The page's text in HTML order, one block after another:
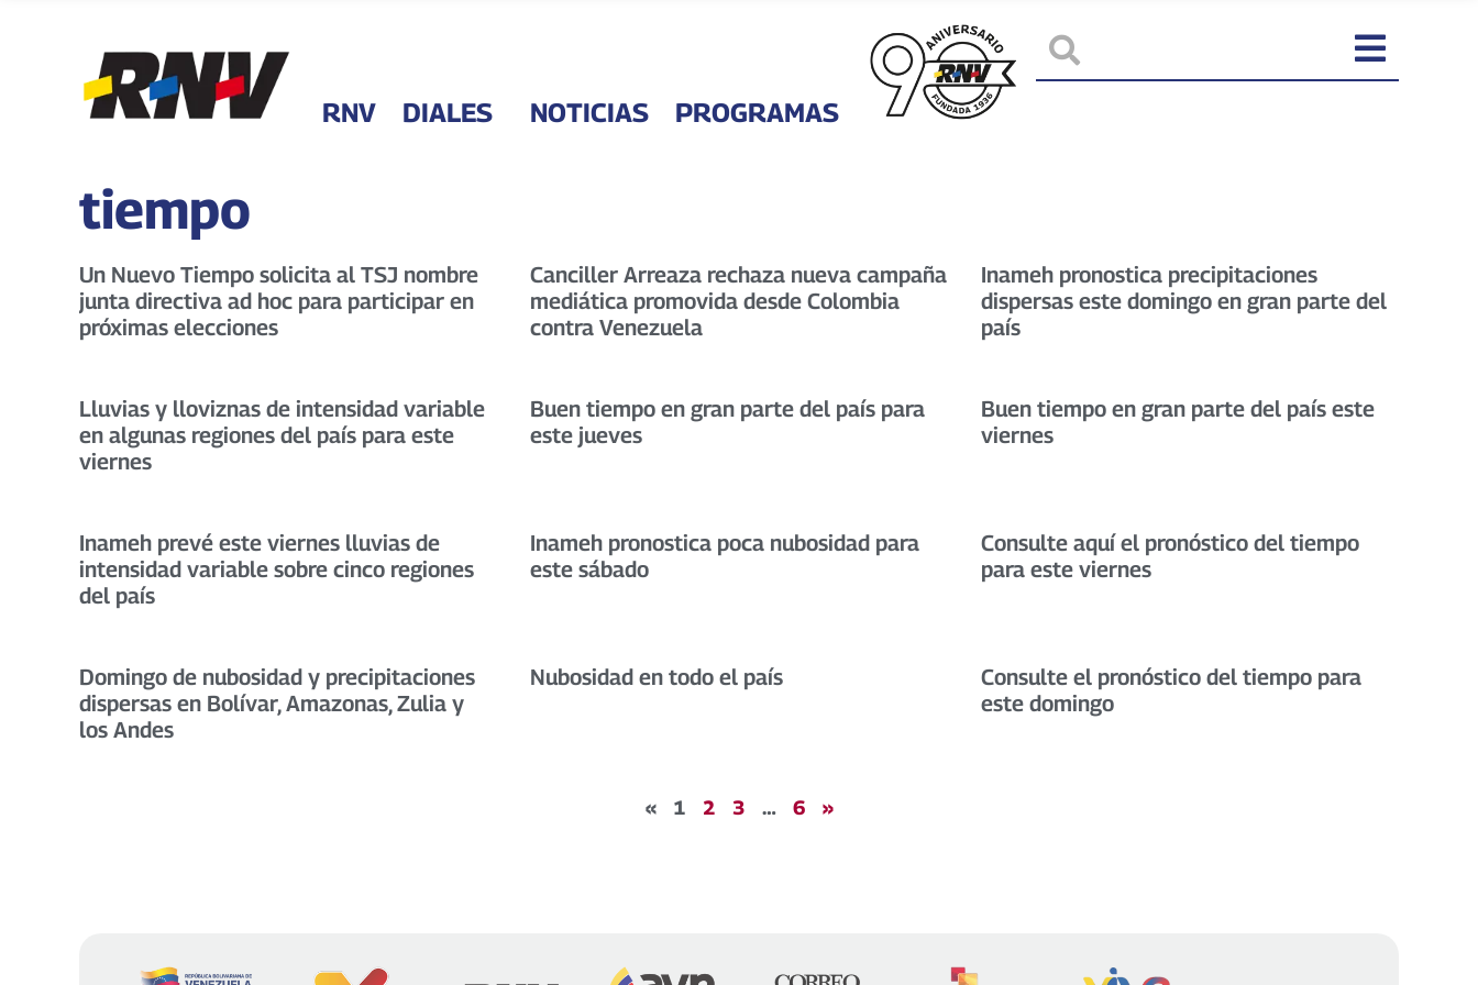
RNV DIALES NOTICIAS PROGRAMAS
tiempo
Un Nuevo Tiempo solicita al TSJ nombre
junta directiva ad hoc para participar en
próximas elecciones
Canciller Arreaza rechaza nueva campaña
mediática promovida desde Colombia
contra Venezuela
Inameh pronostica precipitaciones
dispersas este domingo en gran parte del
país
Lluvias y lloviznas de intensidad variable
en algunas regiones del país para este
viernes
Buen tiempo en gran parte del país para
este jueves
Buen tiempo en gran parte del país este
viernes
Inameh prevé este viernes lluvias de
intensidad variable sobre cinco regiones
del país
Inameh pronostica poca nubosidad para
este sábado
Consulte aquí el pronóstico del tiempo
para este viernes
Domingo de nubosidad y precipitaciones
dispersas en Bolívar, Amazonas, Zulia y
los Andes
Nubosidad en todo el país
Consulte el pronóstico del tiempo para
este domingo
« 1 2 3 … 6 »